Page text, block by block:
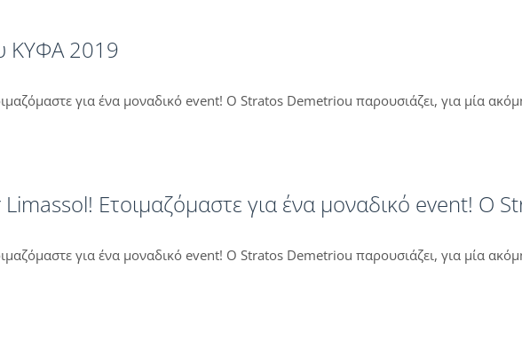
ΚΥΦΑ 2019
για ένα μοναδικό event! O Stratos Demetriou παρουσιάζει, για μία
Ετοιμαζόμαστε για ένα μοναδικό event! O
για ένα μοναδικό event! O Stratos Demetriou παρουσιάζει, για μία